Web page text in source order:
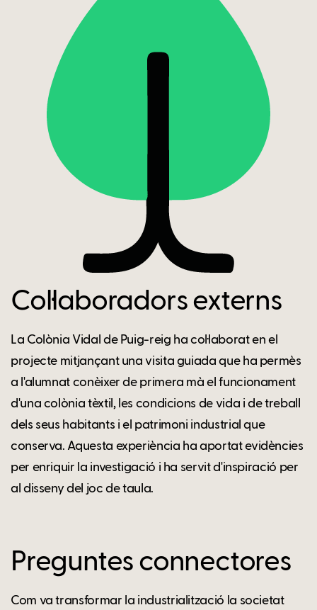
Col·laboradors externs
La Colònia Vidal de Puig-reig ha col·laborat en el
projecte mitjançant una visita guiada que ha permès
a l'alumnat conèixer de primera mà el funcionament
d'una colònia tèxtil, les condicions de vida i de treball
dels seus habitants i el patrimoni industrial que
conserva. Aquesta experiència ha aportat evidències
per enriquir la investigació i ha servit d'inspiració per
al disseny del joc de taula.
Preguntes connectores
Com va transformar la industrialització la societat